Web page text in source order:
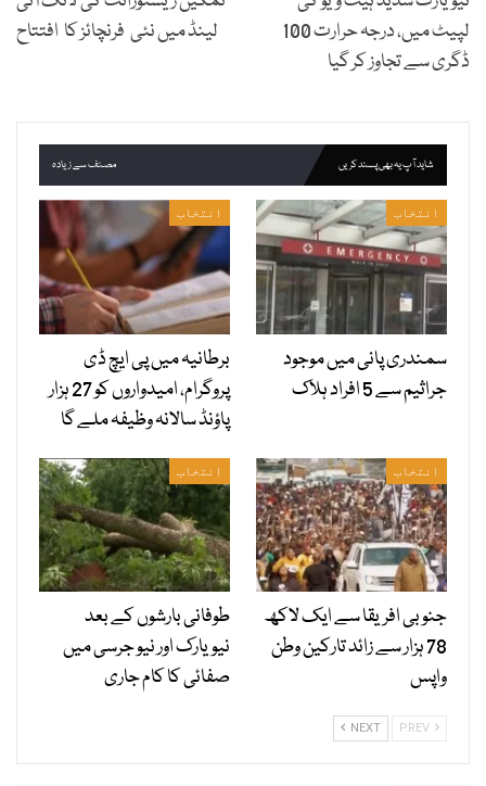
لپیٹ میں، درجہ حرارت 100
ڈگری سے تجاوز کر گیا
لینڈ میں نئی فرنچائز کا افتتاح
شاید آپ یہ بھی پسند کریں مصنف سے زیادہ
انتخاب
سمندری پانی میں موجود
جراثیم سے 5 افراد ہلاک
انتخاب
برطانیہ میں پی ایچ ڈی
پروگرام، امیدواروں کو 27 ہزار
پاؤنڈ سالانہ وظیفہ ملے گا
انتخاب
جنوبی افریقا سے ایک لاکھ
78 ہزار سے زائد تارکین وطن
واپس
انتخاب
طوفانی بارشوں کے بعد
نیویارک اور نیو جرسی میں
صفائی کا کام جاری
NEXT